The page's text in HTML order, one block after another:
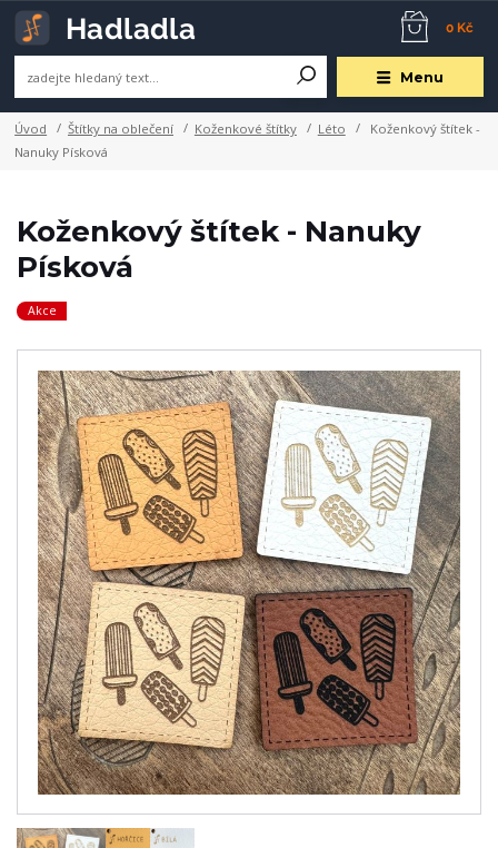
Menu
0 Kč
Úvod Štítky na oblečení Koženkové štítky Léto
Koženkový štítek -
Nanuky Písková
Koženkový štítek - Nanuky
Písková
Akce